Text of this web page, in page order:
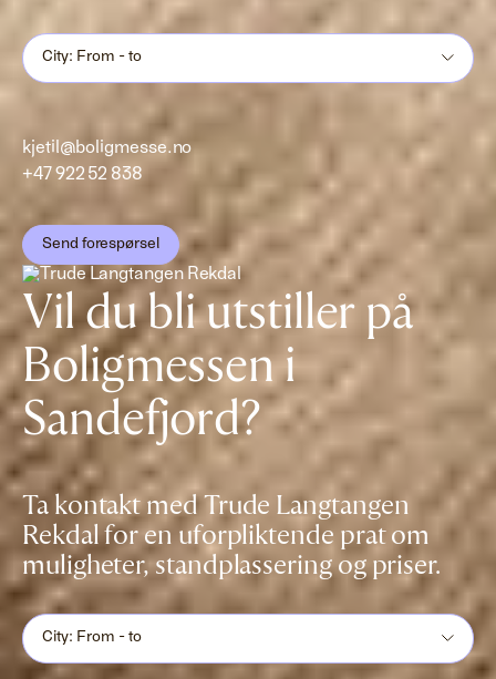
City: From - to
kjetil@boligmesse.no
+47 922 52 838
Send forespørsel
Vil du bli utstiller på
Boligmessen i
Sandefjord?
Ta kontakt med Trude Langtangen
Rekdal for en uforpliktende prat om
muligheter, standplassering og priser.
City: From - to